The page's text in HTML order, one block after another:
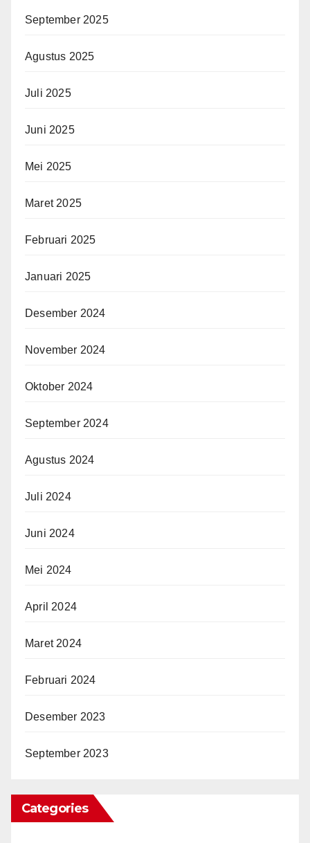
September 2025
Agustus 2025
Juli 2025
Juni 2025
Mei 2025
Maret 2025
Februari 2025
Januari 2025
Desember 2024
November 2024
Oktober 2024
September 2024
Agustus 2024
Juli 2024
Juni 2024
Mei 2024
April 2024
Maret 2024
Februari 2024
Desember 2023
September 2023
Categories